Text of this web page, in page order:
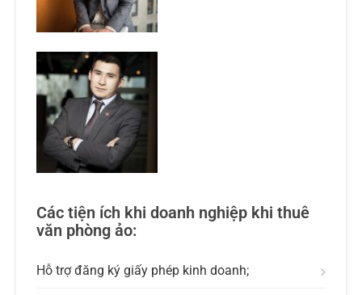
Các tiện ích khi doanh nghiệp khi thuê
văn phòng ảo:
Hỗ trợ đăng ký giấy phép kinh doanh;